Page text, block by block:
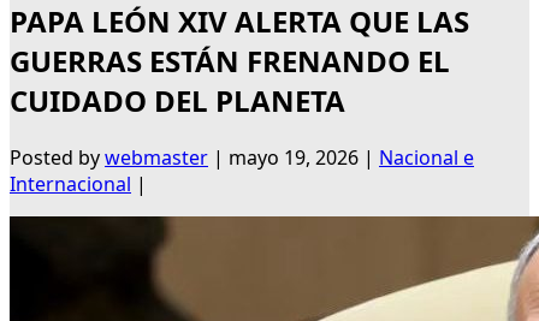
PAPA LEÓN XIV ALERTA QUE LAS
GUERRAS ESTÁN FRENANDO EL
CUIDADO DEL PLANETA
Posted bywebmaster | mayo 19, 2026 | Nacional e
Internacional |